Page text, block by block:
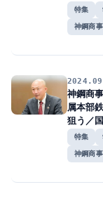
特集
神鋼商
神鋼商
属本部
狙う／
特集
神鋼商